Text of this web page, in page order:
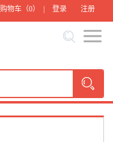
购物车（0） | 登录 注册